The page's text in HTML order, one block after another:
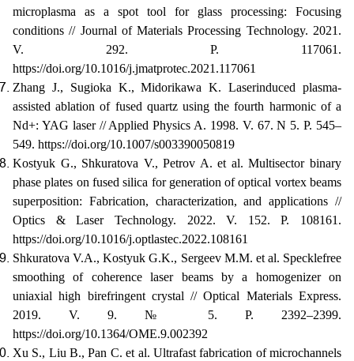
microplasma as a spot tool for glass processing: Focusing
conditions // Journal of Materials Processing Technology. 2021.
V. 292. P. 117061.
https://doi.org/10.1016/j.jmatprotec.2021.117061
Zhang J., Sugioka K., Midorikawa K. Laser­induced plasma­
assisted ablation of fused quartz using the fourth harmonic of a
Nd+: YAG laser // Applied Physics A. 1998. V. 67. N 5. P. 545–
549. https://doi.org/10.1007/s003390050819
Kostyuk G., Shkuratova V., Petrov A. et al. Multisector binary
phase plates on fused silica for generation of optical vortex beams
superposition: Fabrication, characterization, and applications //
Optics & Laser Technology. 2022. V. 152. P. 108161.
https://doi.org/10.1016/j.optlastec.2022.108161
Shkuratova V.A., Kostyuk G.K., Sergeev M.M. et al. Speckle­free
smoothing of coherence laser beams by a homogenizer on
uniaxial high birefringent crystal // Optical Materials Express.
2019. V. 9. № 5. P. 2392–2399.
https://doi.org/10.1364/OME.9.002392
Xu S., Liu B., Pan C. et al. Ultrafast fabrication of micro­channels